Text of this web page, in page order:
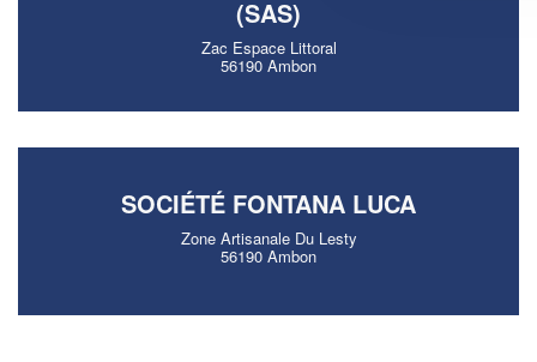
(SAS)
Zac Espace Littoral
56190 Ambon
SOCIÉTÉ FONTANA LUCA
Zone Artisanale Du Lesty
56190 Ambon